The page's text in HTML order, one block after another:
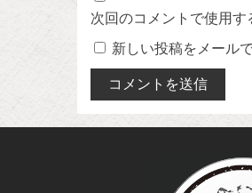
次回のコメントで使用す
新しい投稿をメール